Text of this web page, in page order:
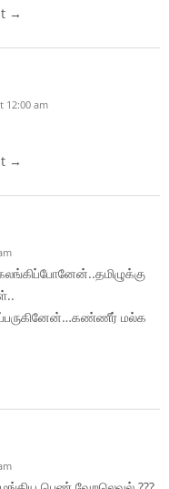
→
12:00 am
→
மல்க